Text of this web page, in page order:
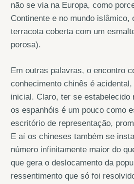
não se via na Europa, como
Continente e no mundo islâmico,
terracota coberta com um
porosa).
Em outras palavras, o encontro
conhecimento chinês é
inicial. Claro, ter se estabelecido
os espanhóis é um pouco como
escritório de representação,
E aí os chineses também se
número infinitamente maior do
que gera o deslocamento da
ressentimento que só foi